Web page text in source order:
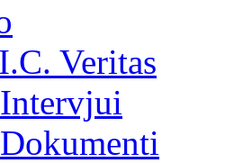
Veritas
Intervjui
Dokumenti